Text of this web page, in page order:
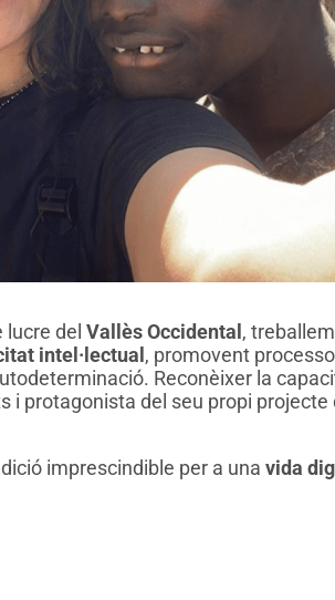
lucre delVallès Occidental , treballem
intel·lectual , promovent
Reconèixer la
i protagonista del seu propi projecte
imprescindible per a unavida